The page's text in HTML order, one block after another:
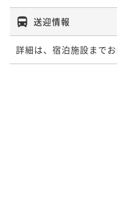
送迎情報
詳細は、宿泊施設まで